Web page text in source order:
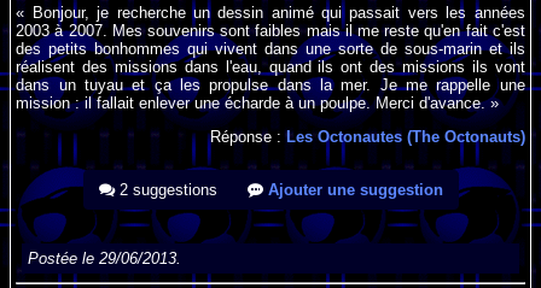
« Bonjour, je recherche un dessin animé qui passait vers les années
2003 à 2007. Mes souvenirs sont faibles mais il me reste qu'en fait c'est
des petits bonhommes qui vivent dans une sorte de sous-marin et ils
réalisent des missions dans l'eau, quand ils ont des missions ils vont
dans un tuyau et ça les propulse dans la mer. Je me rappelle une
mission : il fallait enlever une écharde à un poulpe. Merci d'avance. »
Réponse :Les Octonautes (The Octonauts)
2 suggestions Ajouter une suggestion
Postée le 29/06/2013.